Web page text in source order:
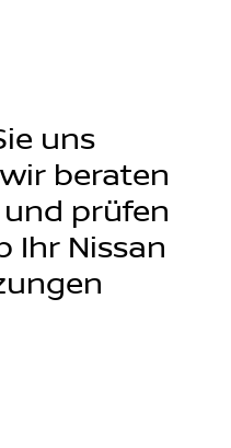
uns
beraten
prüfen
Ihr Nissan